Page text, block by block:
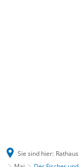
Sie sind hier: